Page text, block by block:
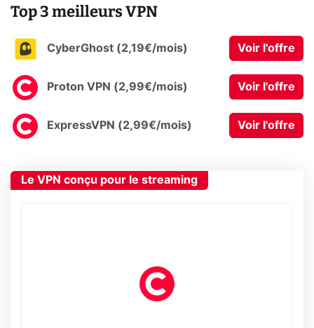
Top 3 meilleurs VPN
CyberGhost (2,19€/mois) Voir l'offre
Proton VPN (2,99€/mois) Voir l'offre
ExpressVPN (2,99€/mois) Voir l'offre
Le VPN conçu pour le streaming